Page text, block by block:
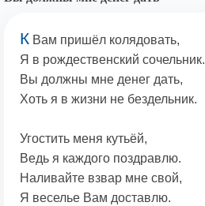
К Вам пришёл колядовать,
Я в рождественский сочельник.
Вы должны мне денег дать,
Хоть я в жизни не бездельник.
Угостить меня кутьёй,
Ведь я каждого поздравлю.
Наливайте взвар мне свой,
Я веселье Вам доставлю.